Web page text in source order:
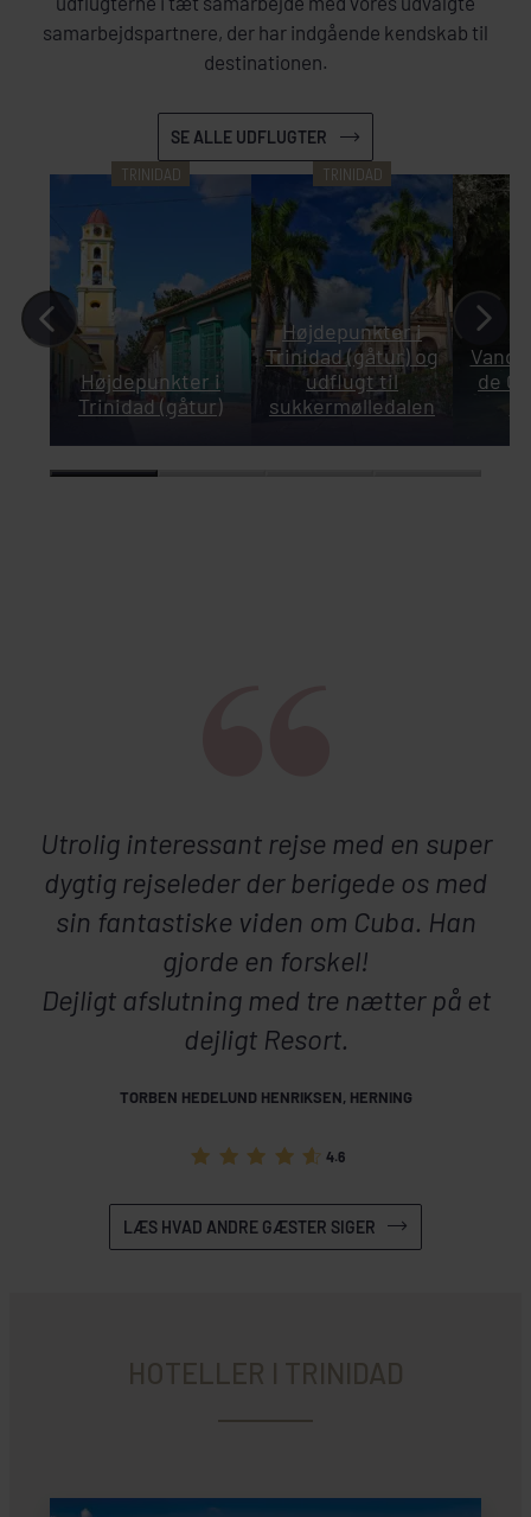
samarbejdspartnere, der har indgående kendskab til
destinationen.
SE ALLE UDFLUGTER
TRINIDAD
Højdepunkter i
Trinidad (gåtur)
TRINIDAD
Højdepunkter i
Trinidad (gåtur) og
udflugt til
sukkermølledalen
de
Utrolig interessant rejse med en super
dygtig rejseleder der berigede os med
sin fantastiske viden om Cuba. Han
gjorde en forskel!
Dejligt afslutning med tre nætter på et
dejligt Resort.
TORBEN HEDELUND HENRIKSEN, HERNING
4.6
LÆS HVAD ANDRE GÆSTER SIGER
HOTELLER I TRINIDAD